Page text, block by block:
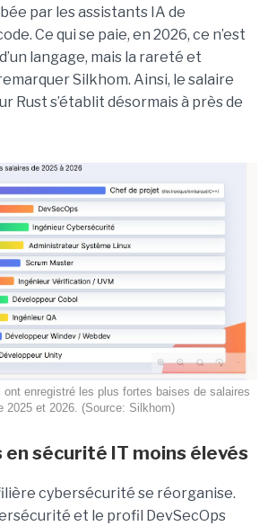
par les assistants IA de
Ce qui se paie, en 2026, ce n’est
langage, mais la rareté et
Silkhom. Ainsi, le salaire
Rust s’établit désormais à près de
ont enregistré les plus fortes baises de salaires
2025 et 2026. (Source: Silkhom)
en sécurité IT moins élevés
cybersécurité se réorganise.
et le profil DevSecOps